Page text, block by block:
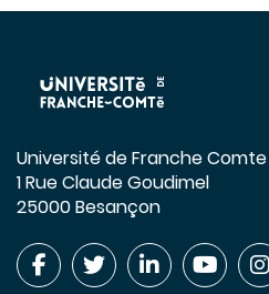
Université de Franche Comte
1 Rue Claude Goudimel
25000 Besançon